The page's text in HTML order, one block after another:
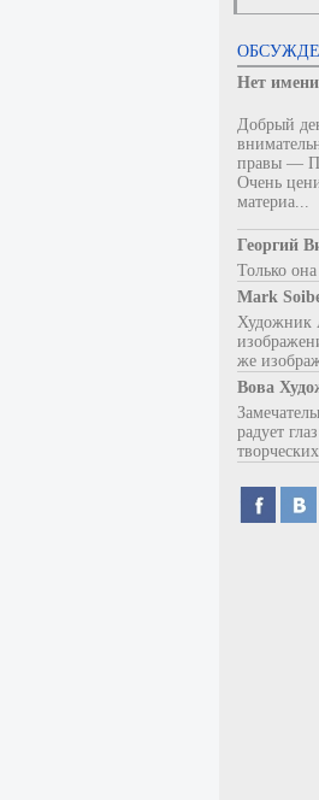
Нет имени
Добрый
правы —
Очень
материа...
Георгий
Только
Mark
Художник
же
Вова
радует